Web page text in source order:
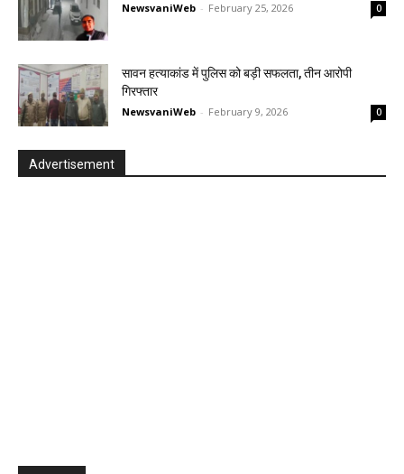
NewsvaniWeb - February 25, 2026 0
सावन हत्याकांड में पुलिस को बड़ी सफलता, तीन आरोपी
गिरफ्तार
NewsvaniWeb - February 9, 2026 0
Advertisement